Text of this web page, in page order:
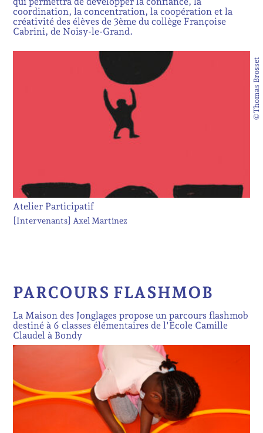
coordination, la concentration, la coopération et la
créativité des élèves de 3ème du collège Françoise
Cabrini, de Noisy-le-Grand.
©Thomas Brosset
Atelier Participatif
[Intervenants] Axel Martinez
PARCOURS FLASHMOB
La Maison des Jonglages propose un parcours flashmob
destiné à 6 classes élémentaires de l'Ecole Camille
Claudel à Bondy